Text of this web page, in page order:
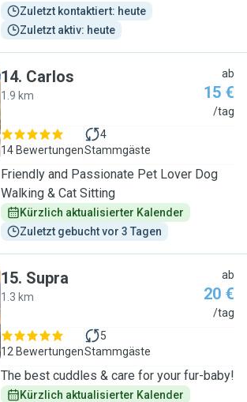
Zuletzt kontaktiert: heute
Zuletzt aktiv: heute
14. Carlos
1.9 km
ab
15 €
/tag
14 Bewertungen
4
Stammgäste
Friendly and Passionate Pet Lover Dog
Walking & Cat Sitting
Kürzlich aktualisierter Kalender
Zuletzt gebucht vor 3 Tagen
15. Supra
1.3 km
ab
20 €
/tag
12 Bewertungen
5
Stammgäste
The best cuddles & care for your fur-baby!
Kürzlich aktualisierter Kalender